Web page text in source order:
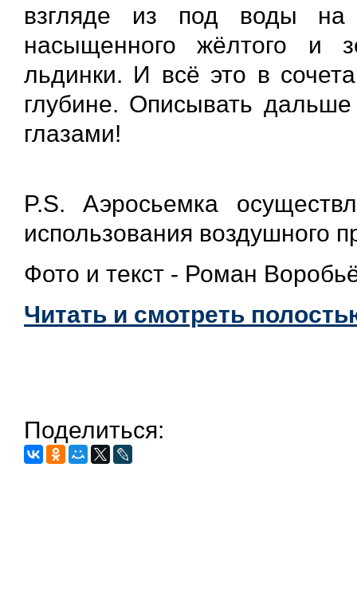
взгляде из под воды на
насыщенного жёлтого и
льдинки. И всё это в
глубине. Описывать
глазами!
P.S. Аэросьемка
использования воздушного
Фото и текст - Роман
Читать и смотреть
Поделиться: